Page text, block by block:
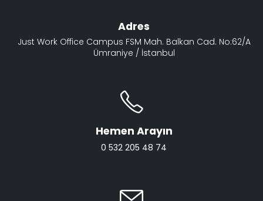
Adres
Just Work Office Campus FSM Mah. Balkan Cad. No:62/A
Ümraniye / İstanbul
Hemen Arayın
0 532 205 48 74